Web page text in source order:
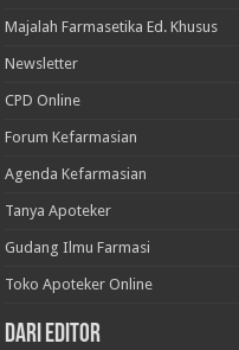
Majalah Farmasetika Ed. Khusus
Newsletter
CPD Online
Forum Kefarmasian
Agenda Kefarmasian
Tanya Apoteker
Gudang Ilmu Farmasi
Toko Apoteker Online
Dari Editor